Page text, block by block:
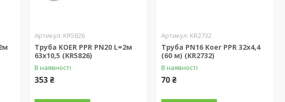
KR5826
Труба KOER PPR PN20 L=2м
63x10,5 (KR5826)
В наявності
353 ₴
KR2732
Труба PN16 Koer PPR 32x4,4
(60 м) (KR2732)
В наявності
70 ₴